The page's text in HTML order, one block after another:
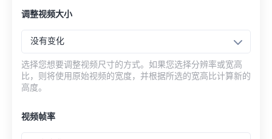
调整视频大小
没有变化
选择您想要调整视频尺寸的方式。如果您选择分辨率或宽高
比，则将使用原始视频的宽度，并根据所选的宽高比计算新的
高度。
视频帧率